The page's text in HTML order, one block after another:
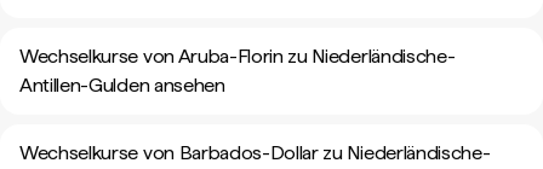
Wechselkurse von Aruba-Florin zu Niederländische-
Antillen-Gulden ansehen
Wechselkurse von Barbados-Dollar zu Niederländische-